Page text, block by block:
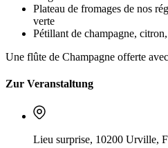
Plateau de fromages de nos
verte
Pétillant de champagne,
Une flûte de Champagne offerte
Zur Veranstaltung
Lieu surprise, 10200 Urville,